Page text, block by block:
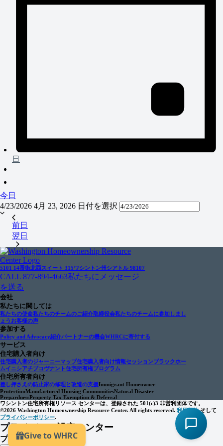
日
今日
4/23/2026 4月 23, 2026 日付を選択
前日
翌日
5101 14番街北西スイート 315ワシントン州シアトル 98107
CALL 877-894-4663私たちにメッセージ
を送る
会社
私たちに関しては
私たちの使命私たちのチームのご紹介取締役会私たちのチームに参加しまし
ょう お客様の声
参加する
Policy and Advocacy紹介パートナーの機会WHRCに寄付する
サービス
住宅購入者向け
住宅購入者のジャーニーマップ住宅購入者向け情報セッションブラックホー
ムイニシアチブコヴナント住宅所有権プログラム
住宅所有者向け
差し押さえの防止家の修理と改造の支援Immigrant Homeowner
ProtectionManufactured Housing CommunitiesNatural Disaster
PrepardnessProperty Tax Exemption & Deferral
ワシントン住宅所有権リソース センターは、登録された 501(c)3 非営利団体です。
©2026 Washington Homeownership Resource Center. All rights reserved. 利用規約そして
プライバシーポリシー.
プライバシー設定センター
プライバシー設定